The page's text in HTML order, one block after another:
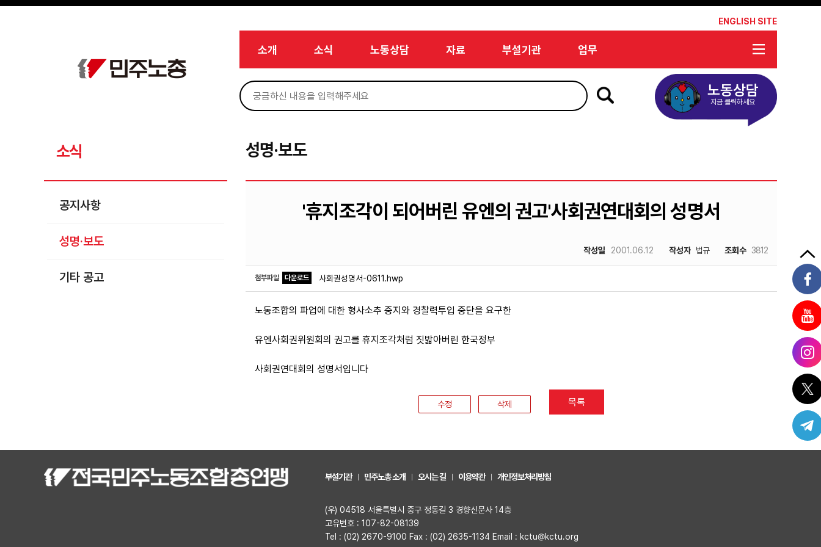
메뉴 건너뛰기
ENGLISH SITE
소개 소식 노동상담 자료 부설기관 업무
노동상담
지금 클릭하세요
소식
공지사항
성명·보도
기타 공고
성명·보도
'휴지조각이 되어버린 유엔의 권고'사회권연대회의 성명서
작성일 2001.06.12 작성자 법규 조회수 3812
첨부파일 다운로드 사회권성명서-0611.hwp
노동조합의 파업에 대한 형사소추 중지와 경찰력투입 중단을 요구한
유엔사회권위원회의 권고를 휴지조각처럼 짓밟아버린 한국정부
사회권연대회의 성명서입니다
수정 삭제 목록
부설기관 민주노총 소개 오시는 길 이용약관 개인정보처리방침
(우) 04518 서울특별시 중구 정동길 3 경향신문사 14층
고유번호 : 107-82-08139
Tel : (02) 2670-9100 Fax : (02) 2635-1134 Email : kctu@kctu.org
Sketchbook5, 스케치북5
Sketchbook5, 스케치북5